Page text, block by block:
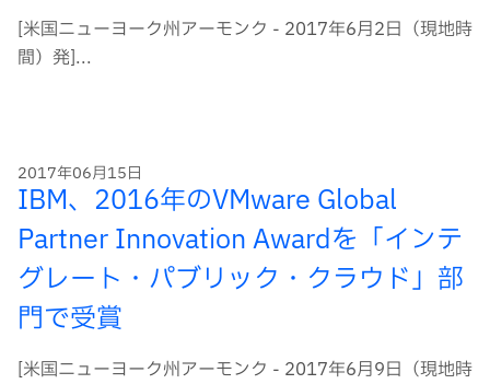
[米国ニューヨーク州アーモンク - 2017年6月2日（現地時
間）発]...
2017年06月15日
IBM、2016年のVMware Global
Partner Innovation Awardを「インテ
グレート・パブリック・クラウド」部
門で受賞
[米国ニューヨーク州アーモンク - 2017年6月9日（現地時